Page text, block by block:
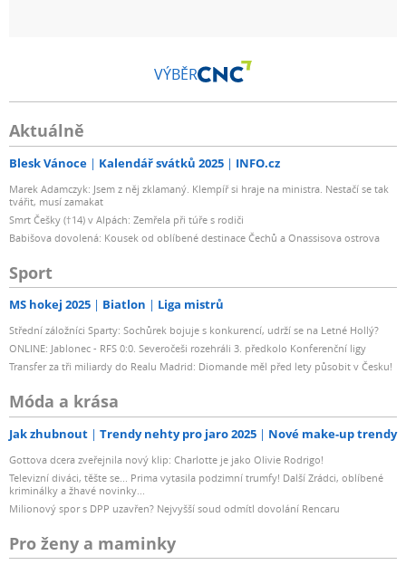
VÝBĚR
Aktuálně
Blesk Vánoce Kalendář svátků 2025 INFO.cz
Marek Adamczyk: Jsem z něj zklamaný. Klempíř si hraje na ministra. Nestačí se tak
tvářit, musí zamakat
Smrt Češky (†14) v Alpách: Zemřela při túře s rodiči
Babišova dovolená: Kousek od oblíbené destinace Čechů a Onassisova ostrova
Sport
MS hokej 2025 Biatlon Liga mistrů
Střední záložníci Sparty: Sochůrek bojuje s konkurencí, udrží se na Letné Hollý?
ONLINE: Jablonec - RFS 0:0. Severočeši rozehráli 3. předkolo Konferenční ligy
Transfer za tři miliardy do Realu Madrid: Diomande měl před lety působit v Česku!
Móda a krása
Jak zhubnout Trendy nehty pro jaro 2025 Nové make-up trendy
Gottova dcera zveřejnila nový klip: Charlotte je jako Olivie Rodrigo!
Televizní diváci, těšte se... Prima vytasila podzimní trumfy! Další Zrádci, oblíbené
kriminálky a žhavé novinky...
Milionový spor s DPP uzavřen? Nejvyšší soud odmítl dovolání Rencaru
Pro ženy a maminky